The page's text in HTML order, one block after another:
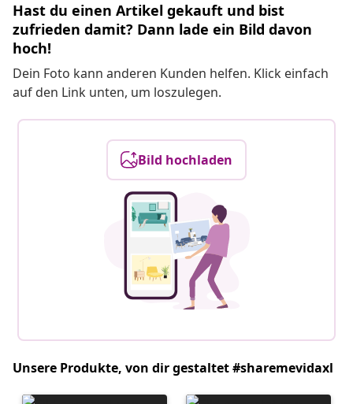
Hast du einen Artikel gekauft und bist
zufrieden damit? Dann lade ein Bild davon
hoch!
Dein Foto kann anderen Kunden helfen. Klick einfach
auf den Link unten, um loszulegen.
Bild hochladen
Unsere Produkte, von dir gestaltet #sharemevidaxl